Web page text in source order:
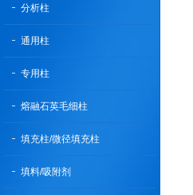
分析柱
通用柱
专用柱
熔融石英毛细柱
填充柱/微径填充柱
填料/吸附剂